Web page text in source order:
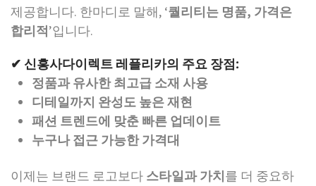
제공합니다. 한마디로 말해, ‘퀄리티는 명품, 가격은
합리적’입니다.
✔ 신흥사다이렉트 레플리카의 주요 장점:
정품과 유사한 최고급 소재 사용
디테일까지 완성도 높은 재현
패션 트렌드에 맞춘 빠른 업데이트
누구나 접근 가능한 가격대
이제는 브랜드 로고보다 스타일과 가치를 더 중요하